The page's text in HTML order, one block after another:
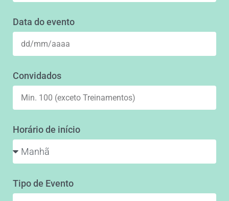
Data do evento
Convidados
Horário de início
Tipo de Evento